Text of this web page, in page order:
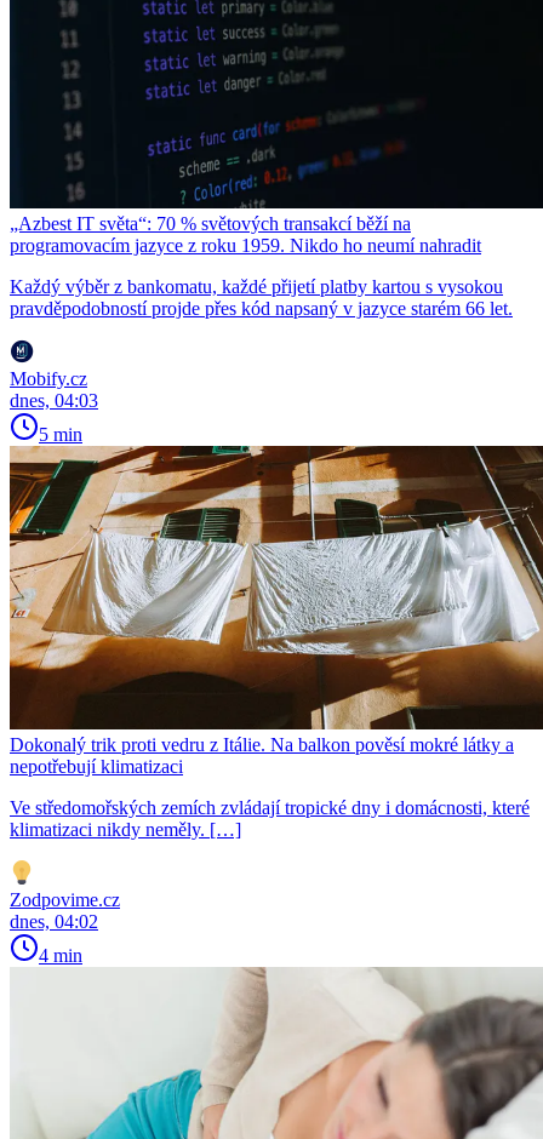
„Azbest IT světa“: 70 % světových transakcí běží na
programovacím jazyce z roku 1959. Nikdo ho neumí nahradit
Každý výběr z bankomatu, každé přijetí platby kartou s vysokou
pravděpodobností projde přes kód napsaný v jazyce starém 66 let.
Mobify.cz
dnes, 04:03
5 min
Dokonalý trik proti vedru z Itálie. Na balkon pověsí mokré látky a
nepotřebují klimatizaci
Ve středomořských zemích zvládají tropické dny i domácnosti, které
klimatizaci nikdy neměly. […]
Zodpovime.cz
dnes, 04:02
4 min